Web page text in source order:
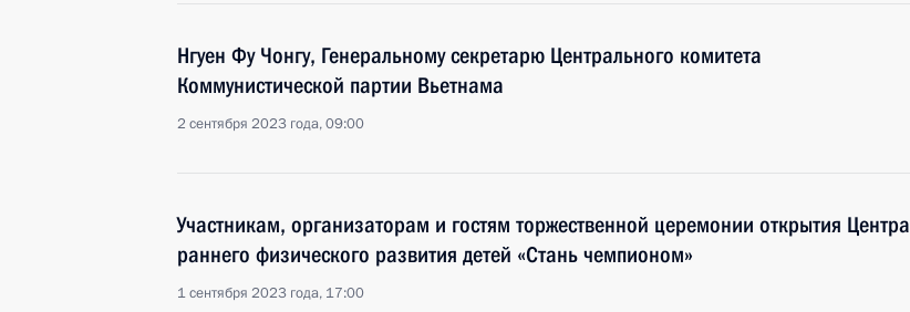
Нгуен Фу Чонгу, Генеральному секретарю Центрального комитета
Коммунистической партии Вьетнама
2 сентября 2023 года, 09:00
Участникам, организаторам и гостям торжественной церемонии открытия Центра
раннего физического развития детей «Стань чемпионом»
1 сентября 2023 года, 17:00